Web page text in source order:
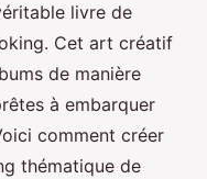
livre de
Cet art créatif
de manière
à embarquer
comment créer
thématique de